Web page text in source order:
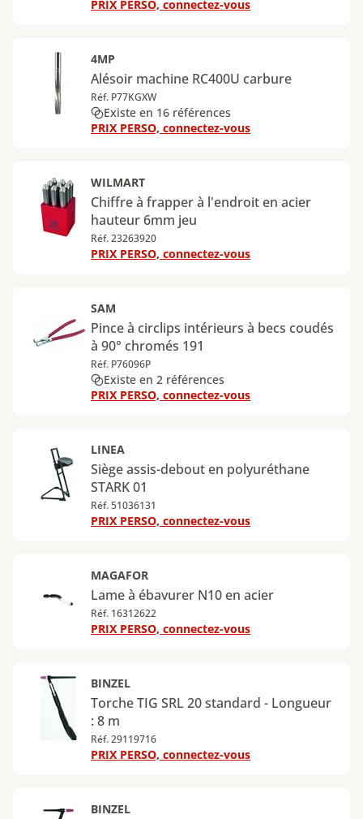
PRIX PERSO, connectez-vous
4MP
Alésoir machine RC400U carbure
Réf. P77KGXW
Existe en 16 références
PRIX PERSO, connectez-vous
WILMART
Chiffre à frapper à l'endroit en acier
hauteur 6mm jeu
Réf. 23263920
PRIX PERSO, connectez-vous
SAM
Pince à circlips intérieurs à becs coudés
à 90° chromés 191
Réf. P76096P
Existe en 2 références
PRIX PERSO, connectez-vous
LINEA
Siège assis-debout en polyuréthane
STARK 01
Réf. 51036131
PRIX PERSO, connectez-vous
MAGAFOR
Lame à ébavurer N10 en acier
Réf. 16312622
PRIX PERSO, connectez-vous
BINZEL
Torche TIG SRL 20 standard - Longueur
: 8 m
Réf. 29119716
PRIX PERSO, connectez-vous
BINZEL